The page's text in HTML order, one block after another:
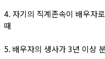
4. 자기의 직계존속이 배우자
때
5. 배우자의 생사가 3년 이상